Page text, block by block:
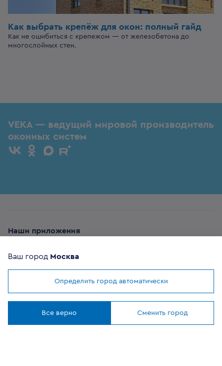
Как выбрать крепёж для окон: полный гайд
Как не ошибиться с крепежом — от железобетона до
многослойных стен.
Мы используем cookies
VEKA — ведущий мировой производитель
оконных систем
Наши приложения
Ваш город Москва
Определить город автоматически
Все верно Сменить город